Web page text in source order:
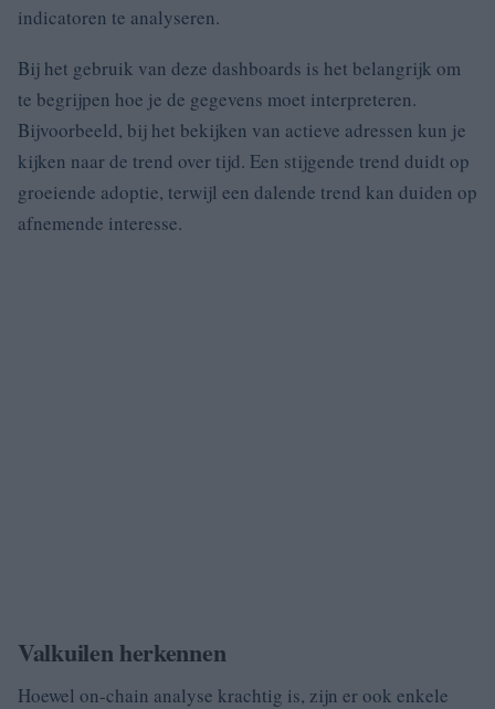
indicatoren te analyseren.
Bij het gebruik van deze dashboards is het belangrijk om
te begrijpen hoe je de gegevens moet interpreteren.
Bijvoorbeeld, bij het bekijken van actieve adressen kun je
kijken naar de trend over tijd. Een stijgende trend duidt op
groeiende adoptie, terwijl een dalende trend kan duiden op
afnemende interesse.
Valkuilen herkennen
Hoewel on-chain analyse krachtig is, zijn er ook enkele